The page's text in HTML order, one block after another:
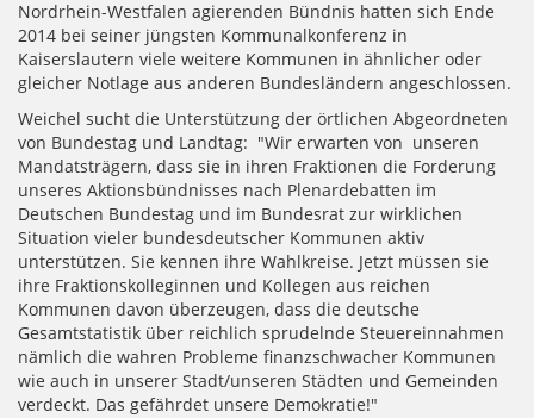
Nordrhein-Westfalen agierenden Bündnis hatten sich Ende
2014 bei seiner jüngsten Kommunalkonferenz in
Kaiserslautern viele weitere Kommunen in ähnlicher oder
gleicher Notlage aus anderen Bundesländern angeschlossen.
Weichel sucht die Unterstützung der örtlichen Abgeordneten
von Bundestag und Landtag: "Wir erwarten von unseren
Mandatsträgern, dass sie in ihren Fraktionen die Forderung
unseres Aktionsbündnisses nach Plenardebatten im
Deutschen Bundestag und im Bundesrat zur wirklichen
Situation vieler bundesdeutscher Kommunen aktiv
unterstützen. Sie kennen ihre Wahlkreise. Jetzt müssen sie
ihre Fraktionskolleginnen und Kollegen aus reichen
Kommunen davon überzeugen, dass die deutsche
Gesamtstatistik über reichlich sprudelnde Steuereinnahmen
nämlich die wahren Probleme finanzschwacher Kommunen
wie auch in unserer Stadt/unseren Städten und Gemeinden
verdeckt. Das gefährdet unsere Demokratie!"